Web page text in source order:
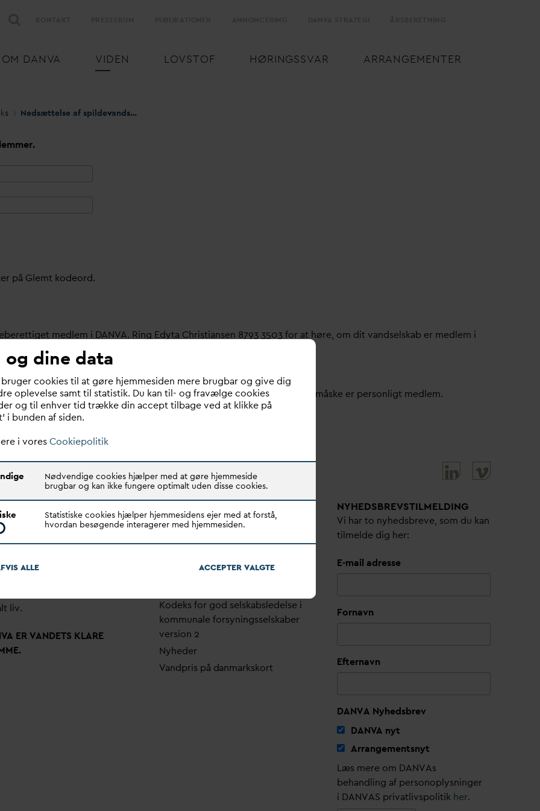
OM DANVA VIDEN LOVSTOF HØRINGSSVAR ARRANGEMENTER
Nedsættelse af spildevandsbidrag
på Glemt kodeord.
medlem i DANVA. Ring Edyta Christiansen 8793 3503 for at høre, om dit vandselskab er medlem i
her.
ditvandselskab, dit ansættelsessted er medlem iDANVA eller om du måske er personligt medlem.
V
taler
liv.
VA ERVANDETS KLARE
Find dineDANVA medarbejdere
Arrangementer
Kodeks for god selskabsledelse i
kommunale forsyningsselskaber
version 2
Nyheder
Vandpris på danmarkskort
NYHEDSBREVS­TILMELDING
Vi har to nyhedsbreve, som du kan
tilmelde dig her:
E-mail adresse
Fornavn
Efternavn
DANVA Nyhedsbrev
DANVA nyt
Arrangementsnyt
Læs mere om DANVAs
behandling af personoplysninger
i DANVAS privatlivspolitik her.
og dine data
bruger cookies til at gøre hjemmesiden mere brugbar og give dig
oplevelse samt til statistik. Du kan til- og fravælge cookies
og til enhver tid trække din accept tilbage ved at klikke på
i bunden af siden.
i voresCookiepolitik
Nødvendige cookies hjælper med at gøre hjemmeside
brugbar og kan ikke fungere optimalt uden disse cookies.
Statistiske cookies hjælper hjemmesidens ejer med at forstå,
hvordan besøgende interagerer med hjemmesiden.
ALLE ACCEPTERVALGTE